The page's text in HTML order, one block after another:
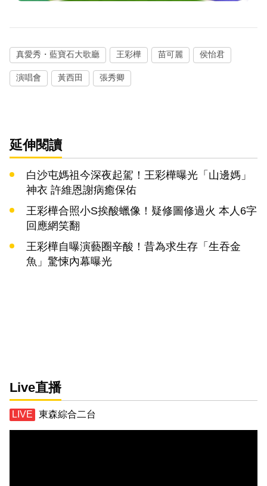
真愛秀・藍寶石大歌廳 王彩樺 苗可麗 侯怡君
演唱會 黃西田 張秀卿
延伸閱讀
白沙屯媽祖今深夜起駕！王彩樺曝光「山邊媽」
神衣 許維恩謝病癒保佑
王彩樺合照小S挨酸蠟像！疑修圖修過火 本人6字
回應網笑翻
王彩樺自曝演藝圈辛酸！昔為求生存「生吞金
魚」驚悚內幕曝光
Live直播
東森綜合二台